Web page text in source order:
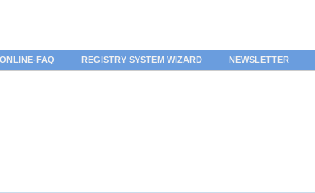
ONLINE-FAQ REGISTRY SYSTEM WIZARD NEWSLETTER